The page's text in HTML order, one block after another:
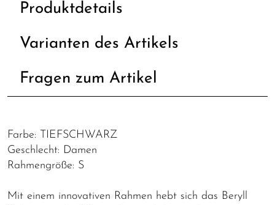
Produktdetails
Varianten des Artikels
Fragen zum Artikel
Farbe: TIEFSCHWARZ
Geschlecht: Damen
Rahmengröße: S
Mit einem innovativen Rahmen hebt sich das Beryll